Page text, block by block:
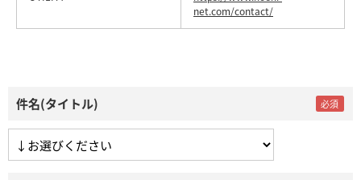
net.com/contact/
件名(タイトル)